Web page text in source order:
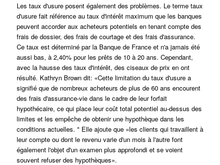
Les taux d'usure posent également des problèmes. Le terme taux
d'usure fait référence au taux d'intérêt maximum que les banques
peuvent accorder aux acheteurs potentiels en tenant compte des
frais de dossier, des frais de courtage et des frais d'assurance.
Ce taux est déterminé par la Banque de France et n'a jamais été
aussi bas, à 2,40% pour les prêts de 10 à 20 ans. Cependant,
avec la hausse des taux d'intérêt, des ciseaux de prix en ont
résulté. Kathryn Brown dit: «Cette limitation du taux d'usure a
signifié que de nombreux acheteurs de plus de 60 ans encourent
des frais d'assurance-vie dans le cadre de leur forfait
hypothécaire, ce qui place leur coût total potentiel au-dessus des
limites et les empêche de obtenir une hypothèque dans les
conditions actuelles. " Elle ajoute que «les clients qui travaillent à
leur compte ou dont le revenu varie d'un mois à l'autre font
également l'objet d'un examen plus approfondi et se voient
souvent refuser des hypothèques».